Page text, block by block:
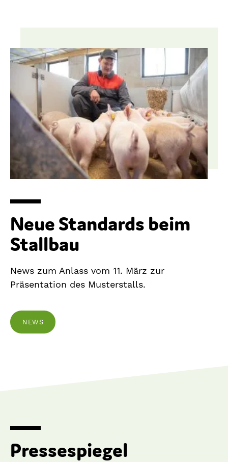
Neue Standards beim
Stallbau
News zum Anlass vom 11. März zur
Präsentation des Musterstalls.
NEWS
Pressespiegel